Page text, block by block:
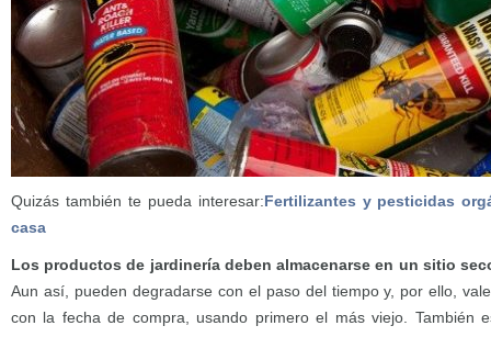
Quizás también te pueda interesar:Fertilizantes y pesticidas
casa
Los productos de jardinería deben almacenarse en un sitio
Aun así, pueden degradarse con el paso del tiempo y, por ello,
con la fecha de compra, usando primero el más viejo. También